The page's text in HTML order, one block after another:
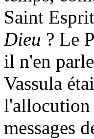
Saint
Dieu ? Le
il n'en
Vassula
l'allocution
messages